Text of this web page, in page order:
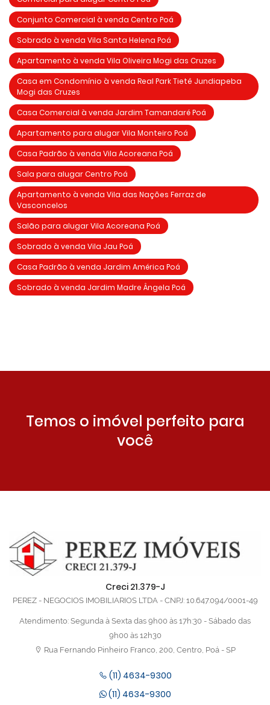
Conjunto Comercial à venda Centro Poá
Sobrado à venda Vila Santa Helena Poá
Apartamento à venda Vila Oliveira Mogi das Cruzes
Casa em Condomínio à venda Real Park Tietê Jundiapeba
Mogi das Cruzes
Casa Comercial à venda Jardim Tamandaré Poá
Apartamento para alugar Vila Monteiro Poá
Casa Padrão à venda Vila Acoreana Poá
Sala para alugar Centro Poá
Apartamento à venda Vila das Nações Ferraz de
Vasconcelos
Salão para alugar Vila Acoreana Poá
Sobrado à venda Vila Jau Poá
Casa Padrão à venda Jardim América Poá
Sobrado à venda Jardim Madre Ângela Poá
Temos o imóvel perfeito para
você
Creci 21.379-J
PEREZ - NEGOCIOS IMOBILIARIOS LTDA - CNPJ: 10.647.094/0001-49
Atendimento: Segunda à Sexta das 9h00 às 17h:30 - Sábado das
9h00 às 12h30
Rua Fernando Pinheiro Franco, 200, Centro, Poá - SP
(11) 4634-9300
(11) 4634-9300